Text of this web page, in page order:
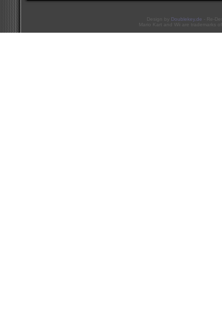
Design by Doublekey.de - Re-
Mario Kart and Wii are trademarks